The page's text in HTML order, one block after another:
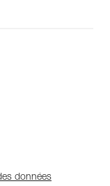
données